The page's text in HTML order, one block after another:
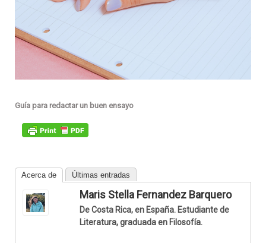
Guía para redactar un buen ensayo
Acerca de Últimas entradas
Maris Stella Fernandez Barquero
De Costa Rica, en España. Estudiante de
Literatura, graduada en Filosofía.